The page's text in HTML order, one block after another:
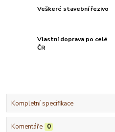
Veškeré stavební řezivo
Vlastní doprava po celé
ČR
Kompletní specifikace
Komentáře 0